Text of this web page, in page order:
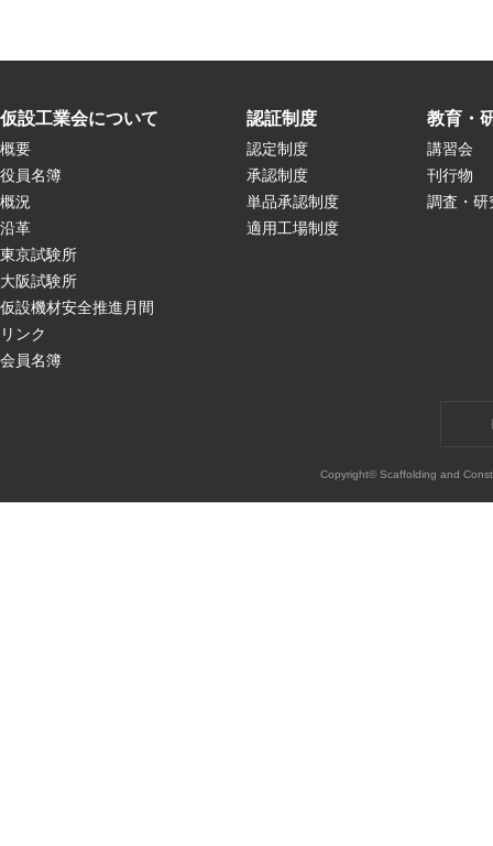
仮設工業会について
概要
役員名簿
概況
沿革
東京試験所
大阪試験所
仮設機材安全推進月間
リンク
会員名簿
認証制度
認定制度
承認制度
単品承認制度
適用工場制度
教育・
講習会
刊行物
調査・研
Copyright© Scaffolding and